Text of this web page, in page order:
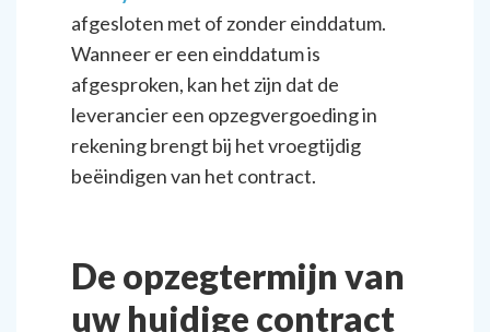
afgesloten met of zonder einddatum.
Wanneer er een einddatum is
afgesproken, kan het zijn dat de
leverancier een opzegvergoeding in
rekening brengt bij het vroegtijdig
beëindigen van het contract.
De opzegtermijn van
uw huidige contract